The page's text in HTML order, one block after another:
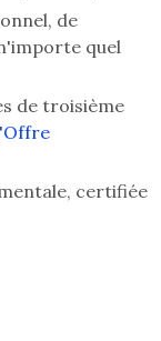
de
quel
de troisième
certifiée